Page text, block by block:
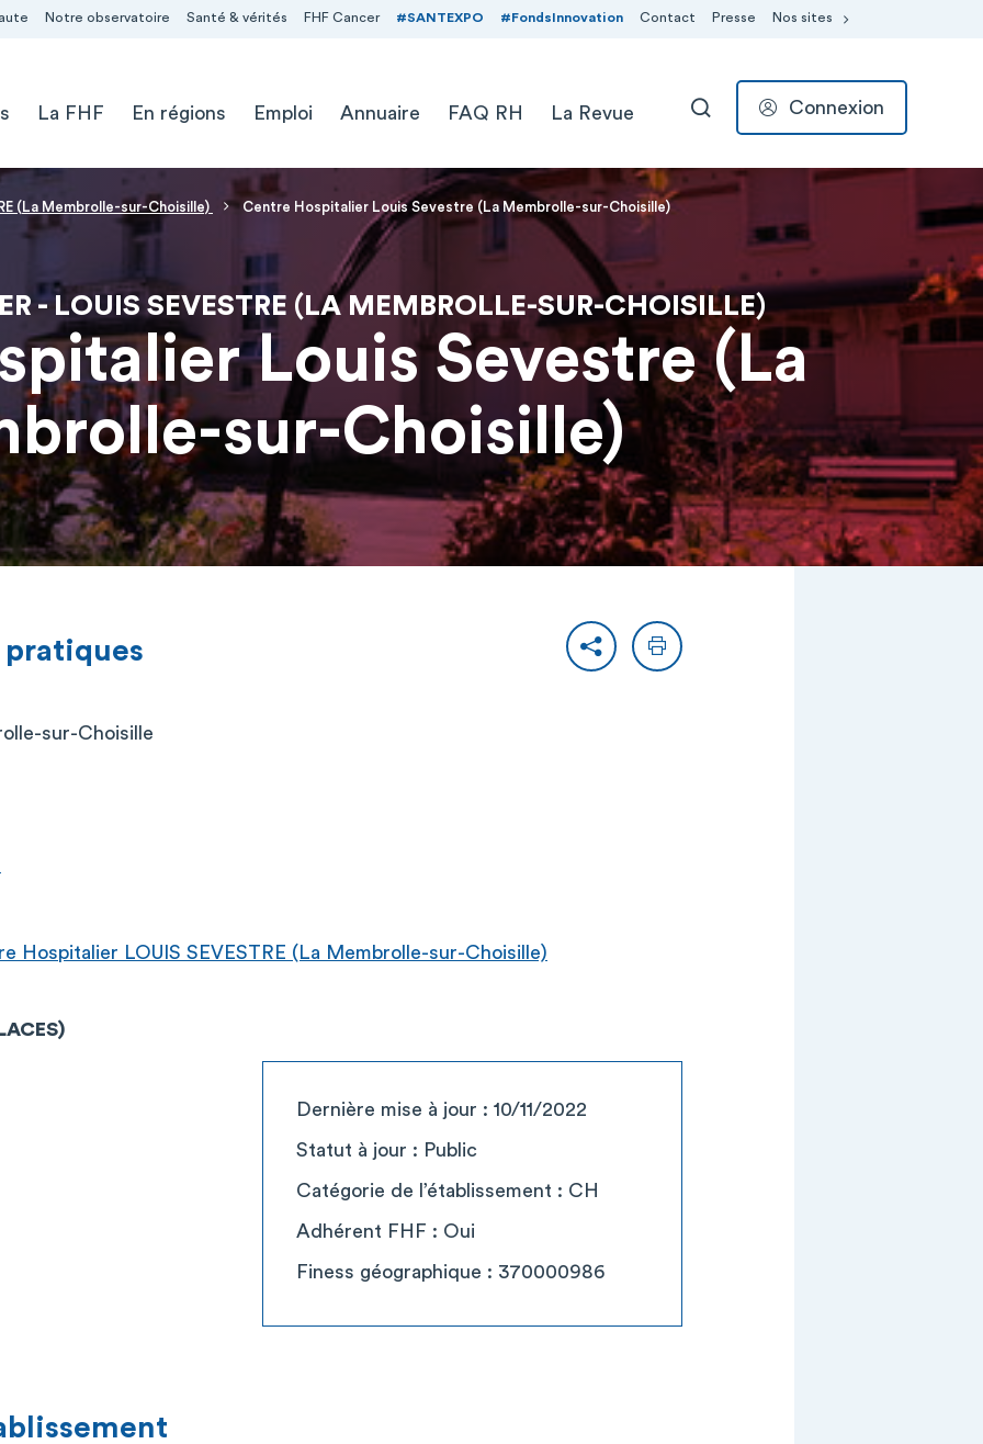
Notre observatoire Santé & vérités FHF Cancer #SANTEXPO #FondsInnovation Contact Presse Nos sites
La FHF En régions Emploi Annuaire FAQ RH La Revue RECHERCHER
Connexion
(La Membrolle-sur-Choisille) Centre Hospitalier Louis Sevestre (La Membrolle-sur-Choisille)
- LOUIS SEVESTRE (LA MEMBROLLE-SUR-CHOISILLE)
Louis Sevestre (La
sur-Choisille)
PartagerImprimer
sur-Choisille
Hospitalier LOUIS SEVESTRE (La Membrolle-sur-Choisille)
Dernière mise à jour : 10/11/2022
Statut à jour : Public
Catégorie de l’établissement : CH
Adhérent FHF : Oui
Finess géographique : 370000986